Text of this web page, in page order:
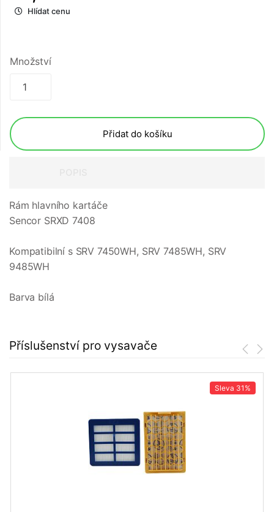
Hlídat cenu
Množství
Přidat do košíku
Rám hlavního kartáče
Sencor SRXD 7408
Kompatibilní s SRV 7450WH, SRV 7485WH, SRV
9485WH
Barva bílá
Příslušenství pro vysavače
Sleva 31%